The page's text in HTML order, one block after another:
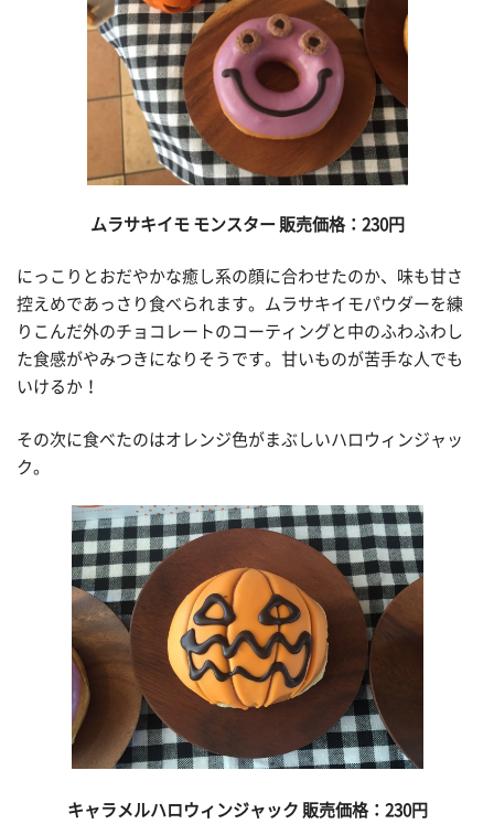
ムラサキイモ モンスター 販売価格：230円
にっこりとおだやかな癒し系の顔に合わせたのか、味も甘さ
控えめであっさり食べられます。ムラサキイモパウダーを練
りこんだ外のチョコレートのコーティングと中のふわふわし
た食感がやみつきになりそうです。甘いものが苦手な人でも
いけるか！
その次に食べたのはオレンジ色がまぶしいハロウィンジャッ
ク。
キャラメルハロウィンジャック 販売価格：230円